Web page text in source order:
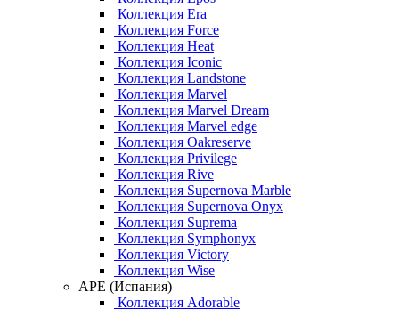
Коллекция Era
Коллекция Force
Коллекция Heat
Коллекция Iconic
Коллекция Landstone
Коллекция Marvel
Коллекция Marvel Dream
Коллекция Marvel edge
Коллекция Oakreserve
Коллекция Privilege
Коллекция Rive
Коллекция Supernova Marble
Коллекция Supernova Onyx
Коллекция Suprema
Коллекция Symphonyx
Коллекция Victory
Коллекция Wise
APE (Испания)
Коллекция Adorable